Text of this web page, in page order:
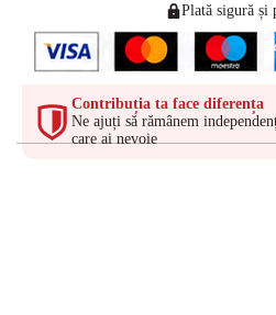
Plată sigură și
Contribuția ta face diferența
Ne ajuți să rămânem
care ai nevoie